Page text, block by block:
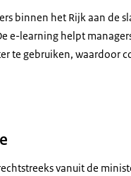
binnen het Rijk aan de
e-learning helpt
te gebruiken, waardoor
vanuit de